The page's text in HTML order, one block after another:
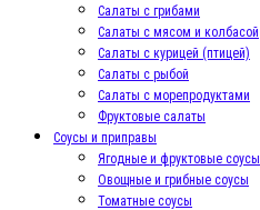
Салаты с грибами
Салаты с мясом и колбасой
Салаты с курицей (птицей)
Салаты с рыбой
Салаты с морепродуктами
Фруктовые салаты
Соусы и приправы
Ягодные и фруктовые соусы
Овощные и грибные соусы
Томатные соусы